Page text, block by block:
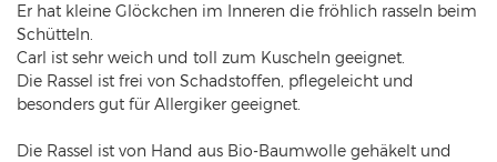
Er hat kleine Glöckchen im Inneren die fröhlich rasseln beim
Schütteln.
Carl ist sehr weich und toll zum Kuscheln geeignet.
Die Rassel ist frei von Schadstoffen, pflegeleicht und
besonders gut für Allergiker geeignet.
Die Rassel ist von Hand aus Bio-Baumwolle gehäkelt und